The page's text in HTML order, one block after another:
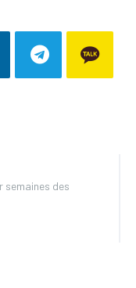
semaines des